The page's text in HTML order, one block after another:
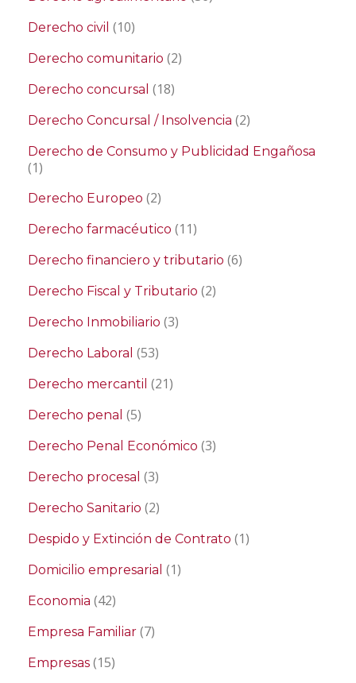
Derecho civil (10)
Derecho comunitario (2)
Derecho concursal (18)
Derecho Concursal / Insolvencia (2)
Derecho de Consumo y Publicidad Engañosa
(1)
Derecho Europeo (2)
Derecho farmacéutico (11)
Derecho financiero y tributario (6)
Derecho Fiscal y Tributario (2)
Derecho Inmobiliario (3)
Derecho Laboral (53)
Derecho mercantil (21)
Derecho penal (5)
Derecho Penal Económico (3)
Derecho procesal (3)
Derecho Sanitario (2)
Despido y Extinción de Contrato (1)
Domicilio empresarial (1)
Economia (42)
Empresa Familiar (7)
Empresas (15)